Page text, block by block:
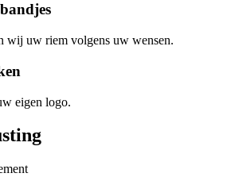
wij uw riem volgens uw wensen.
eigen logo.